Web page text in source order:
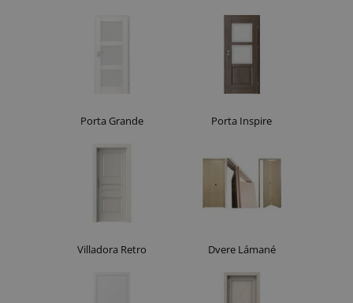
Porta Grande Porta Inspire
Villadora Retro Dvere Lámané